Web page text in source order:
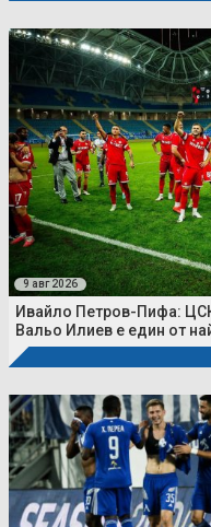
9 авг 2026
Ивайло Петров-Пифа:
Вальо Илиев е един от